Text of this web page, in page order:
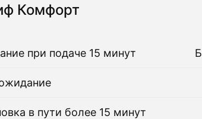
Комфорт
при подаче 15 минут
в пути более 15 минут